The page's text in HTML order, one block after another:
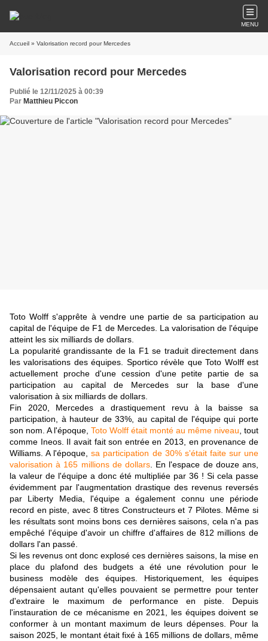
MENU
Accueil » Valorisation record pour Mercedes
Valorisation record pour Mercedes
Publié le 12/11/2025 à 00:39
Par Matthieu Piccon
Toto Wolff s'apprête à vendre une partie de sa participation au
capital de l'équipe de F1 de Mercedes. La valorisation de l'équipe
atteint les six milliards de dollars.
La popularité grandissante de la F1 se traduit directement dans
les valorisations des équipes. Sportico révèle que Toto Wolff est
actuellement proche d'une cession d'une petite partie de sa
participation au capital de Mercedes sur la base d'une
valorisation à six milliards de dollars.
Fin 2020, Mercedes a drastiquement revu à la baisse sa
participation, à hauteur de 33%, au capital de l'équipe qui porte
son nom. A l'époque, Toto Wolff était monté au même niveau , tout
comme Ineos. Il avait fait son entrée en 2013, en provenance de
Williams. A l'époque,sa participation de 30% s'était faite sur une
valorisation à 165 millions de dollars . En l'espace de douze ans,
la valeur de l'équipe a donc été multipliée par 36 ! Si cela passe
évidemment par l'augmentation drastique des revenus reversés
par Liberty Media, l'équipe a également connu une période
record en piste, avec 8 titres Constructeurs et 7 Pilotes. Même si
les résultats sont moins bons ces dernières saisons, cela n'a pas
empêché l'équipe d'avoir un chiffre d'affaires de 812 millions de
dollars l'an passé.
Si les revenus ont donc explosé ces dernières saisons, la mise en
place du plafond des budgets a été une révolution pour le
business modèle des équipes. Historiquement, les équipes
dépensaient autant qu'elles pouvaient se permettre pour tenter
d'extraire le maximum de performance en piste. Depuis
l'instauration de ce mécanisme en 2021, les équipes doivent se
conformer à un montant maximum de leurs dépenses. Pour la
saison 2025, le montant était fixé à 165 millions de dollars, même